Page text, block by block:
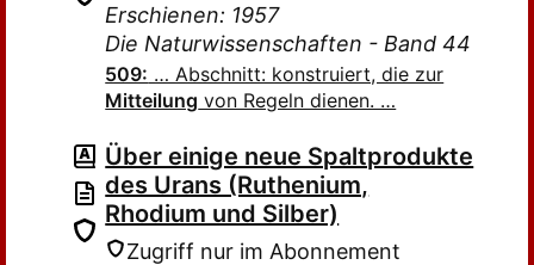
Erschienen: 1957
Die Naturwissenschaften - Band 44
509: … Abschnitt: konstruiert, die zur
Mitteilung von Regeln dienen. …
Über einige neue Spaltprodukte
des Urans (Ruthenium,
Rhodium und Silber)
Zugriff nur im Abonnement